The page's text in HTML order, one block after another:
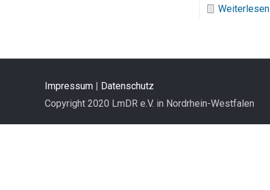
Weiterlesen
Impressum | Datenschutz
Copyright 2020 LmDR e.V. in Nordrhein-Westfalen